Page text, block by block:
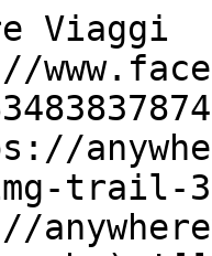
trail-